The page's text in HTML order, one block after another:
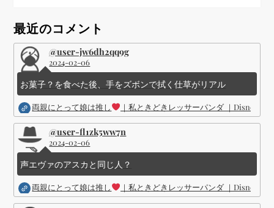
シ
ョ
ン
最近のコメント
@user-jw6dh2qq9g
2024-02-06
お菓子？を食べた後、手をズボンで拭く仕草がリアル
両親にとって娘は推し ｜私ときどきレッサーパンダ ｜Disney (
@user-fl1zk5ww7n
2024-02-06
声エヴァのアスカと同じ人？
両親にとって娘は推し ｜私ときどきレッサーパンダ ｜Disney (